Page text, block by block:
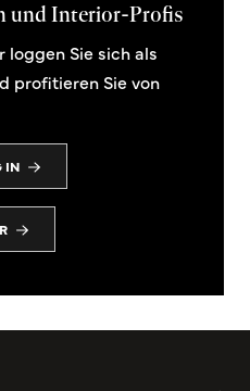
und Interior-Profis
loggen Sie sich als
profitieren Sie von
IN